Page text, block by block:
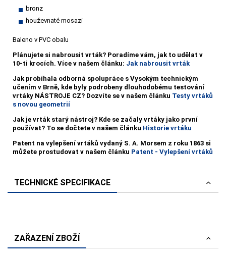
bronz
houževnaté mosazi
Baleno v PVC obalu
Plánujete si nabrousit vrták? Poradíme vám, jak to udělat v
10-ti krocích. Více v našem článku: Jak nabrousit vrták
Jak probíhala odborná spolupráce s Vysokým technickým
učením v Brně, kde byly podrobeny dlouhodobému testování
vrtáky NÁSTROJE CZ? Dozvíte se v našem článku Testy vrtáků
s novou geometrií
Jak je vrták starý nástroj? Kde se začaly vrtáky jako první
používat? To se dočtete v našem článku Historie vrtáku
Patent na vylepšení vrtáků vydaný S. A. Morsem z roku 1863 si
můžete prostudovat v našem článku Patent - Vylepšení vrtáků
TECHNICKÉ SPECIFIKACE
ZAŘAZENÍ ZBOŽÍ